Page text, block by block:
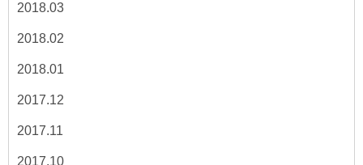
2018.03
2018.02
2018.01
2017.12
2017.11
2017.10